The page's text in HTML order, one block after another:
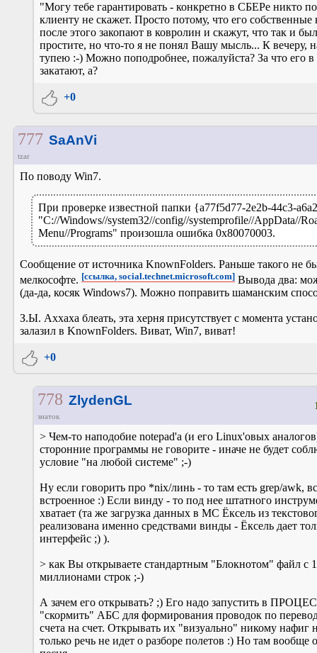
"Могу тебе гарантировать - конкретно в СБЕРе никто
клиенту не скажет. Просто потому, что его собственные
после этого закопают в ковролин и скажут, что так и
простите, но что-то я не понял Вашу мысль... К вечеру,
тупею :-) Можно поподробнее, пожалуйста? За что его в
закатают, а?
+0
777 SaAnVi
tzar
По поводу Win7.
При проверке известной папки {a77f5d77-2e2b-44c3-
"C://Windows//system32//config//systemprofile//AppData//
Menu//Programs" произошла ошибка 0x80070003.
Сообщение от источника KnownFolders. Раньше такого не
мелкософте. [ссылка, social.technet.microsoft.com] Вывода два:
(да-да, косяк Windows7). Можно поправить шаманским
З.Ы. Аххаха блеать, эта херня присутствует с момента
залазил в KnownFolders. Виват, Win7, виват!
+0
778 ZlydenGL
знаток
> Чем-то наподобие notepad'а (и его Linux'овых
сторонние программы не говорите - иначе не будет
условие "на любой системе" ;-)
Ну если говорить про *nix/линь - то там есть grep/awk,
встроенное :) Если винду - то под нее штатного
хватает (та же загрузка данных в МС Ёксель из
реализована именно средствами винды - Ёксель дает
интерфейс ;) ).
> как Вы открываете стандартным "Блокнотом" файл с
миллионами строк ;-)
А зачем его открывать? ;) Его надо запустить в
"скормить" АБС для формирования проводок по
счета на счет. Открывать их "визуально" никому нафиг
только речь не идет о разборе полетов :) Но там вообще